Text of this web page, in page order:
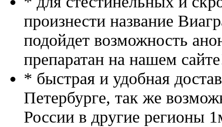
произнести название
подойдет возможность
препаратан на нашем
* быстрая и удобная
Петербурге, так же
России в другие регионы